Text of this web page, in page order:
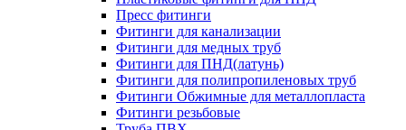
Пресс фитинги
Фитинги для канализации
Фитинги для медных труб
Фитинги для ПНД(латунь)
Фитинги для полипропиленовых труб
Фитинги Обжимные для металлопласта
Фитинги резьбовые